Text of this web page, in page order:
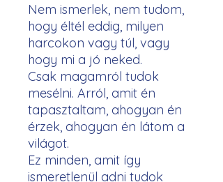
Nem ismerlek, nem tudom,
hogy éltél eddig, milyen
harcokon vagy túl, vagy
hogy mi a jó neked.
Csak magamról tudok
mesélni. Arról, amit én
tapasztaltam, ahogyan én
érzek, ahogyan én látom a
világot.
Ez minden, amit így
ismeretlenül adni tudok